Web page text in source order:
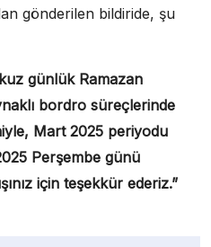
gönderilen bildiride, şu
günlük Ramazan
bordro süreçlerinde
Mart 2025 periyodu
Perşembe günü
için teşekkür ederiz.”